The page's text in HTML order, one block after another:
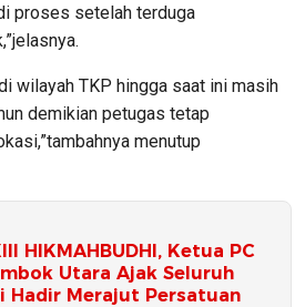
proses setelah terduga
wilayah TKP hingga saat ini masih
demikian petugas tetap
menutup
HIKMAHBUDHI, Ketua PC
Utara Ajak Seluruh
Hadir Merajut Persatuan